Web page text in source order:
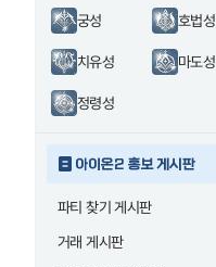
궁성 호법성
치유성 마도성
정령성
아이온2 홍보 게시판
파티 찾기 게시판
거래 게시판